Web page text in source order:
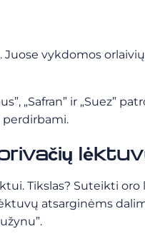
vykdomos
„Safran” ir „Suez”
perdirbami.
Tikslas? Suteikti
atsarginėms